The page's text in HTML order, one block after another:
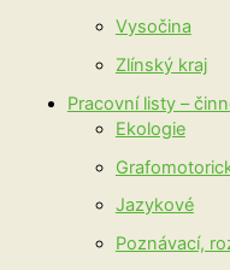
Vysočina
Zlínský kraj
Pracovní listy –
Ekologie
Jazykové
Poznávací,